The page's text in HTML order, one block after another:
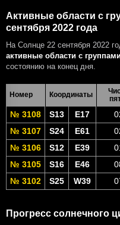
Активные области с
сентября 2022 года
На Солнце 22 сентября 2022
активные области с
состоянию на конец дня.
Номер Координаты
№ 3108 S13 E17
№ 3107
S24 E61
№ 3106
S12 E39
№ 3105
S16 E46
№ 3102
S25 W39
Прогресс солнечного